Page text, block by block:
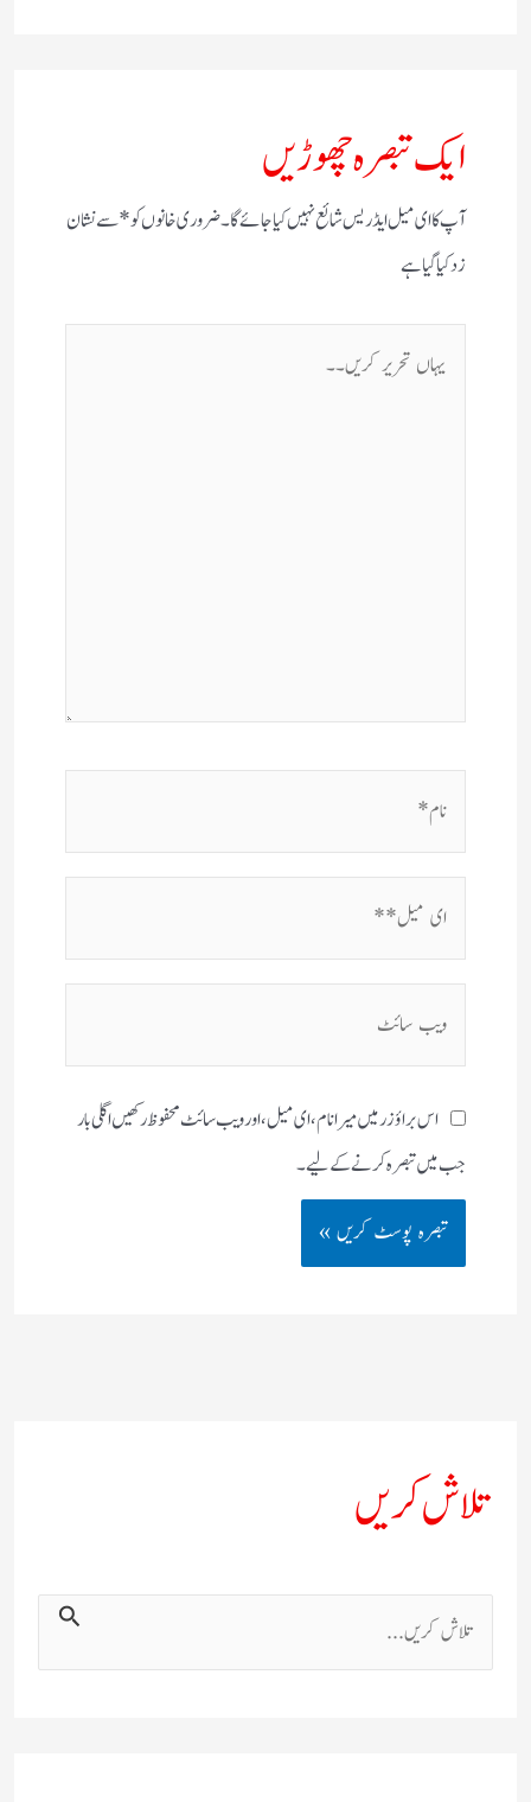
ایک تبصرہ چھوڑیں
آپ کا ای میل ایڈریس شائع نہیں کیا جائے گا۔ضروری خانوں کو*سے نشان
زد کیا گیا ہے
یہاں
تحریر
اس براؤزر میں میرا نام، ای میل، اور ویب سائٹ محفوظ رکھیں اگلی بار
جب میں تبصرہ کرنے کےلیے۔
تلاش کریں
ل